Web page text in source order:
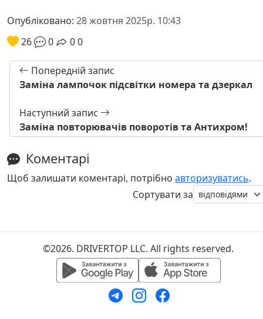
Опубліковано: 28 жовтня 2025р. 10:43
26
0 00
Попередній запис
Заміна лампочок підсвітки номера та дзеркал
Наступний запис
Заміна повторювачів поворотів та Антихром!
Коментарі
Щоб залишати коментарі, потрібно авторизуватись.
Сортувати за
©2026. DRIVERTOP LLC. All rights reserved.